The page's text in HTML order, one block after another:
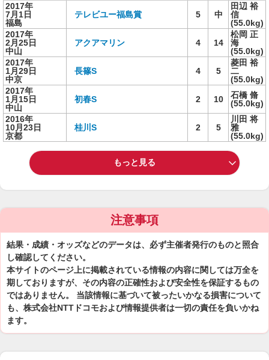
2017年
7月1日
福島
テレビユー福島賞 5 中
田辺 裕
信
(55.0kg)
2017年
2月25日
中山
アクアマリン 4 14
松岡 正
海
(55.0kg)
2017年
1月29日
中京
長篠S 4 5
菱田 裕
二
(55.0kg)
2017年
1月15日
中山
初春S 2 10
石橋 脩
(55.0kg)
2016年
10月23日
京都
桂川S 2 5
川田 将
雅
(55.0kg)
もっと見る
注意事項
結果・成績・オッズなどのデータは、必ず主催者発行のものと照合
し確認してください。
本サイトのページ上に掲載されている情報の内容に関しては万全を
期しておりますが、その内容の正確性および安全性を保証するもの
ではありません。 当該情報に基づいて被ったいかなる損害について
も、株式会社NTTドコモおよび情報提供者は一切の責任を負いかね
ます。